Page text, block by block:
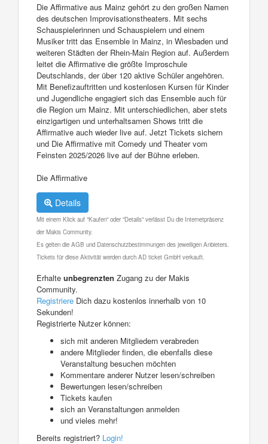
Die Affirmative aus Mainz gehört zu den großen Namen
des deutschen Improvisationstheaters. Mit sechs
Schauspielerinnen und Schauspielern und einem
Musiker tritt das Ensemble in Mainz, in Wiesbaden und
weiteren Städten der Rhein-Main Region auf. Außerdem
leitet die Affirmative die größte Improschule
Deutschlands, der über 120 aktive Schüler angehören.
Mit Benefizauftritten und kostenlosen Kursen für Kinder
und Jugendliche engagiert sich das Ensemble auch für
die Region um Mainz. Mit unterschiedlichen, aber stets
einzigartigen und unterhaltsamen Shows tritt die
Affirmative auch wieder live auf. Jetzt Tickets sichern
und Die Affirmative mit Comedy und Theater vom
Feinsten 2025/2026 live auf der Bühne erleben.
Die Affirmative
Details
Mit einem Klick auf "Kaufen" oder "Details" verlässt Du die Internetpräsenz
der Makis Community.
Es gelten die AGB und Datenschutzbestimmungen des jeweiligen Anbieters.
Tickets für diese Aktivität werden durch AD ticket GmbH verkauft.
Erhalte unbegrenzten Zugang zu der Makis
Community.
Registriere Dich dazu kostenlos innerhalb von 10
Sekunden!
Registrierte Nutzer können:
sich mit anderen Mitgliedern verabreden
andere Mitglieder finden, die ebenfalls diese
Veranstaltung besuchen möchten
Kommentare anderer Nutzer lesen/schreiben
Bewertungen lesen/schreiben
Tickets kaufen
sich an Veranstaltungen anmelden
und vieles mehr!
Bereits registriert? Login!